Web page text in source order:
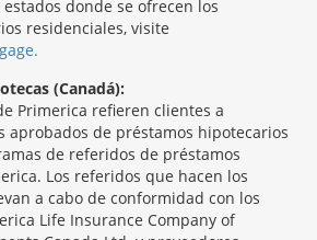
donde se ofrecen los
residenciales, visite
(Canadá):
Primerica refieren clientes a
aprobados de préstamos hipotecarios
de referidos de préstamos
Los referidos que hacen los
a cabo de conformidad con los
Life Insurance Company of